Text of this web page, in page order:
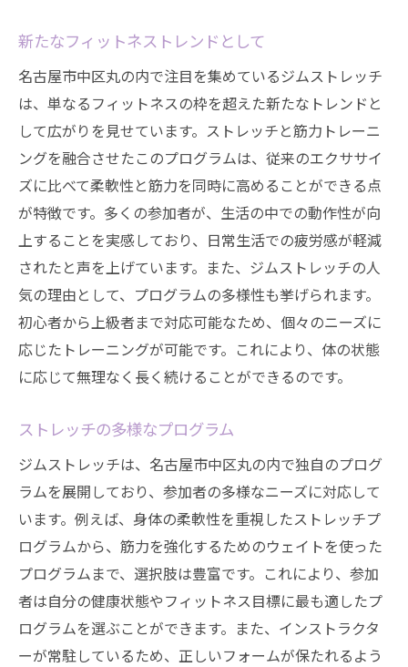
新たなフィットネストレンドとして
名古屋市中区丸の内で注目を集めているジムストレッチ
は、単なるフィットネスの枠を超えた新たなトレンドと
して広がりを見せています。ストレッチと筋力トレーニ
ングを融合させたこのプログラムは、従来のエクササイ
ズに比べて柔軟性と筋力を同時に高めることができる点
が特徴です。多くの参加者が、生活の中での動作性が向
上することを実感しており、日常生活での疲労感が軽減
されたと声を上げています。また、ジムストレッチの人
気の理由として、プログラムの多様性も挙げられます。
初心者から上級者まで対応可能なため、個々のニーズに
応じたトレーニングが可能です。これにより、体の状態
に応じて無理なく長く続けることができるのです。
ストレッチの多様なプログラム
ジムストレッチは、名古屋市中区丸の内で独自のプログ
ラムを展開しており、参加者の多様なニーズに対応して
います。例えば、身体の柔軟性を重視したストレッチプ
ログラムから、筋力を強化するためのウェイトを使った
プログラムまで、選択肢は豊富です。これにより、参加
者は自分の健康状態やフィットネス目標に最も適したプ
ログラムを選ぶことができます。また、インストラクタ
ーが常駐しているため、正しいフォームが保たれるよう